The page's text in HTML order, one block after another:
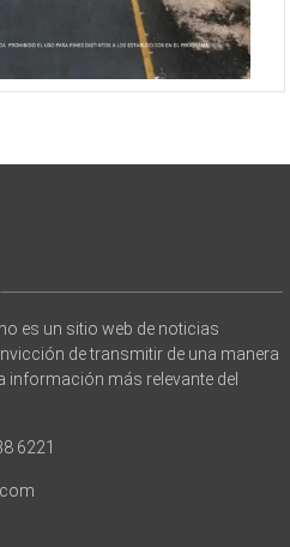
es un sitio web de noticias
de transmitir de una manera
información más relevante del
6221